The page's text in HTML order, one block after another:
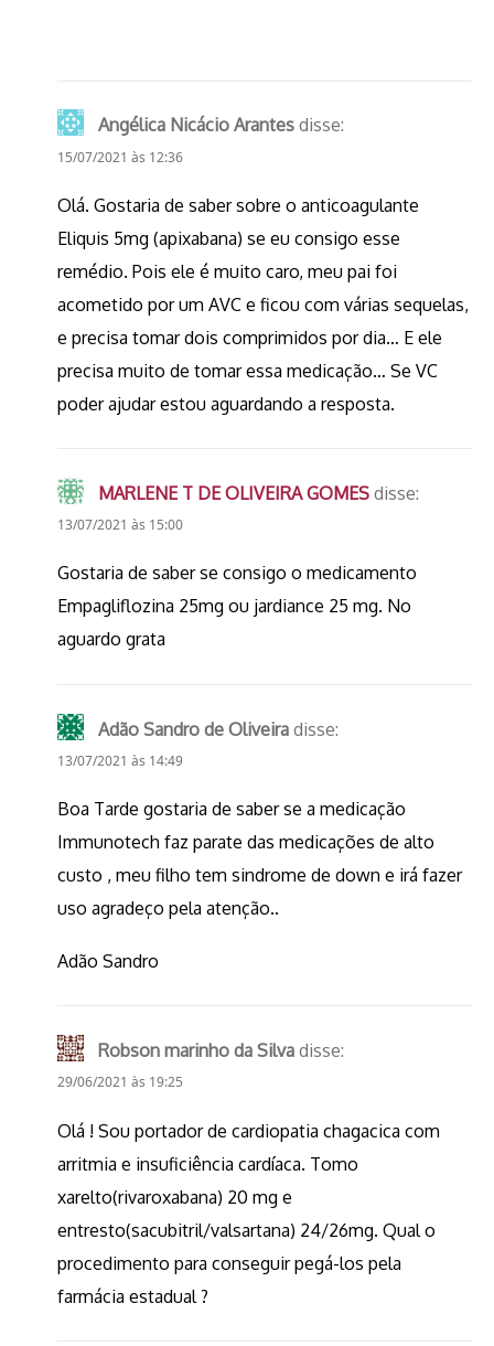
Angélica Nicácio Arantes disse:
15/07/2021 às 12:36
Olá. Gostaria de saber sobre o anticoagulante
Eliquis 5mg (apixabana) se eu consigo esse
remédio. Pois ele é muito caro, meu pai foi
acometido por um AVC e ficou com várias sequelas,
e precisa tomar dois comprimidos por dia… E ele
precisa muito de tomar essa medicação… Se VC
poder ajudar estou aguardando a resposta.
MARLENE T DE OLIVEIRA GOMES disse:
13/07/2021 às 15:00
Gostaria de saber se consigo o medicamento
Empagliflozina 25mg ou jardiance 25 mg. No
aguardo grata
Adão Sandro de Oliveira disse:
13/07/2021 às 14:49
Boa Tarde gostaria de saber se a medicação
Immunotech faz parate das medicações de alto
custo , meu filho tem sindrome de down e irá fazer
uso agradeço pela atenção..
Adão Sandro
Robson marinho da Silva disse:
29/06/2021 às 19:25
Olá ! Sou portador de cardiopatia chagacica com
arritmia e insuficiência cardíaca. Tomo
xarelto(rivaroxabana) 20 mg e
entresto(sacubitril/valsartana) 24/26mg. Qual o
procedimento para conseguir pegá-los pela
farmácia estadual ?